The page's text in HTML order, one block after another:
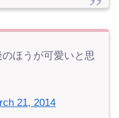
ほうが可愛いと思
21, 2014